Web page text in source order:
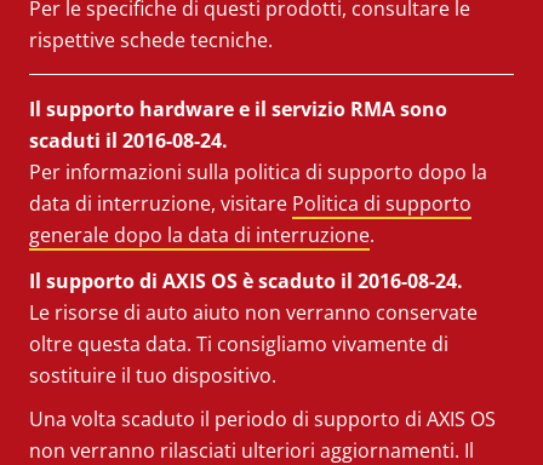
Per le specifiche di questi prodotti, consultare le
rispettive schede tecniche.
Il supporto hardware e il servizio RMA sono
scaduti il 2016-08-24.
Per informazioni sulla politica di supporto dopo la
data di interruzione, visitare Politica di supporto
generale dopo la data di interruzione.
Il supporto di AXIS OS è scaduto il 2016-08-24.
Le risorse di auto aiuto non verranno conservate
oltre questa data. Ti consigliamo vivamente di
sostituire il tuo dispositivo.
Una volta scaduto il periodo di supporto di AXIS OS
non verranno rilasciati ulteriori aggiornamenti. Il